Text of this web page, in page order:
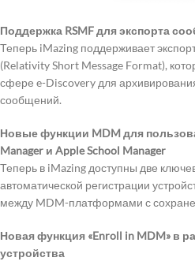
Поддержка RSMF для экспорта
Теперь iMazing поддерживает
(Relativity Short Message Format),
сфере e-Discovery для
сообщений.
Новые функции MDM для
Manager и Apple School Manager
Теперь в iMazing доступны две
автоматической регистрации
между MDM-платформами с
Новая функция «Enroll in MDM» в
устройства